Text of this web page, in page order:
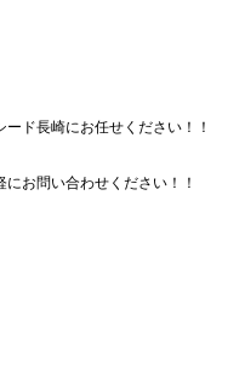
ド長崎にお任せください！！
お問い合わせください！！